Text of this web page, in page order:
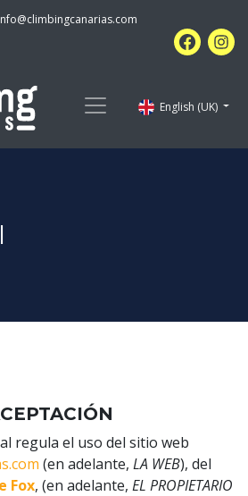
English (UK)
regula el uso del sitio web
(en adelante, LA WEB), del
Fox, (en adelante, EL PROPIETARIO